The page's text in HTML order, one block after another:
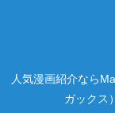
人気漫画紹介なら
ガックス）